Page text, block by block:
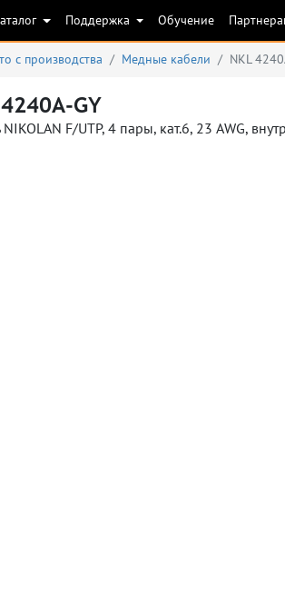
Поддержка Обучение
с производства Медные кабели NKL
GY
F/UTP, 4 пары, кат.6, 23 AWG,